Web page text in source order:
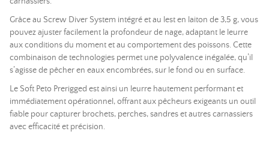
Grâce au Screw Diver System intégré et au lest en laiton de 3,5 g, vous
pouvez ajuster facilement la profondeur de nage, adaptant le leurre
aux conditions du moment et au comportement des poissons. Cette
combinaison de technologies permet une polyvalence inégalée, qu’il
s’agisse de pêcher en eaux encombrées, sur le fond ou en surface.
Le Soft Peto Prerigged est ainsi un leurre hautement performant et
immédiatement opérationnel, offrant aux pêcheurs exigeants un outil
fiable pour capturer brochets, perches, sandres et autres carnassiers
avec efficacité et précision.